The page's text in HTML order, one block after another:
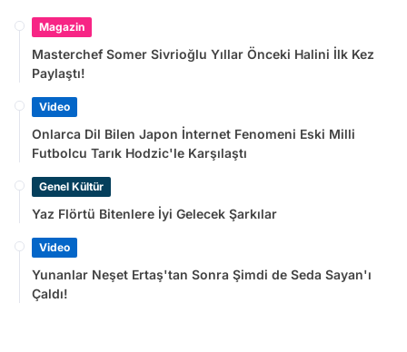
Magazin
Masterchef Somer Sivrioğlu Yıllar Önceki Halini İlk Kez
Paylaştı!
Video
Onlarca Dil Bilen Japon İnternet Fenomeni Eski Milli
Futbolcu Tarık Hodzic'le Karşılaştı
Genel Kültür
Yaz Flörtü Bitenlere İyi Gelecek Şarkılar
Video
Yunanlar Neşet Ertaş'tan Sonra Şimdi de Seda Sayan'ı
Çaldı!